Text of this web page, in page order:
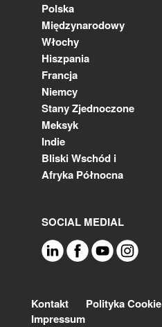
Polska
Międzynarodowy
Włochy
Hiszpania
Francja
Niemcy
Stany Zjednoczone
Meksyk
Indie
Bliski Wschód i
Afryka Północna
SOCIAL MEDIAL
Footer
Kontakt Polityka Cookie
Impressum